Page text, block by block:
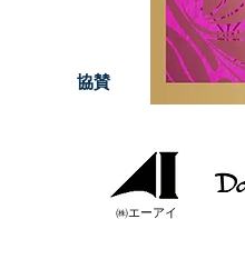
協賛
㈱エーアイ